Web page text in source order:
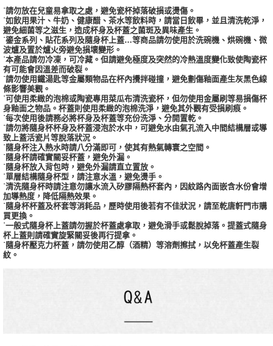
˙請勿放在兒童易拿取之處，避免瓷杯掉落破損或燙傷。
˙如飲用果汁、牛奶、健康醋、茶水等飲料時，請當日飲畢，並且清洗乾淨，
避免細菌等之滋生，造成杯身及杯蓋之菌斑及異味產生。
˙鎏金系列、貼花系列及隨身杯上蓋…等商品請勿使用於洗碗機、烘碗機、微
波爐及置於爐火旁避免損壞變形。
˙本產品請勿冷凍，可冷藏。但請避免極度及突然的冷熱溫度變化致使陶瓷杯
有可能會因溫差而破裂。
˙請勿使用鐵湯匙等金屬類物品在杯內攪拌碰撞，避免劃傷釉面產生灰黑色線
條影響美觀。
˙可使用柔緻的泡棉或陶瓷專用菜瓜布清洗瓷杯，但勿使用金屬刷等易損傷杯
身釉面之物品。杯蓋則使用柔緻的泡棉洗淨，避免其外觀有受損刷痕。
˙每次使用後請務必將杯身及杯蓋等充份洗淨、分開置乾。
˙請勿將隨身杯杯身及杯蓋浸泡於水中，可避免水由氣孔流入中間結構層或導
致上蓋活瓷片等脫落狀況。
˙隨身杯注入熱水時請八分滿即可，使其有熱氣轉寰之空間。
˙隨身杯請確實關妥杯蓋，避免外漏。
˙隨身杯放入背包時，避免外漏請直立置放。
˙單層結構隨身杯型，請注意水溫，避免燙手。
˙清洗隨身杯時請注意勿讓水流入矽膠隔熱杯套內，因紋路內面嵌含水份會增
加導熱度，降低隔熱效果。
˙隨身杯杯蓋及杯套等消耗品，歷時使用後若有不佳狀況，請至乾唐軒門市購
買更換。
˙一般式隨身杯上蓋請勿握於杯蓋處拿取，避免滑手或鬆脫掉落。提蓋式隨身
杯上蓋則請確實旋緊關妥後再行提拿。
˙隨身杯壓克力杯蓋，請勿使用乙醇（酒精）等溶劑擦拭，以免杯蓋產生裂
紋。